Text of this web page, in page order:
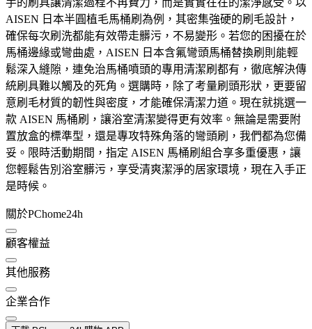
手的刷具讓清潔過程不再費力，而是實實在在的潔淨感受。以
AISEN 日本半圓植毛馬桶刷為例，其密集強硬的刷毛設計，
確保每次刷洗都能有效帶走髒污，不易變形。若您的困擾在於
馬桶邊緣或彎曲處，AISEN 日本含氟彎頭馬桶替換刷則能輕
鬆深入縫隙，連免治馬桶噴頭的專用清潔刷都有，徹底解決傳
統刷具難以觸及的死角。選購時，除了考量刷頭形狀，更要留
意刷毛材質的韌性與密度，才能確保清潔力道。現在就挑選一
款 AISEN 馬桶刷，讓浴室清潔變得更有效率。無論是需要附
置放盒的標準型，還是專攻特殊角落的彎頭刷，我們都為您備
妥。限時活動期間，指定 AISEN 馬桶刷組合享多重優惠，讓
您輕鬆告別浴室髒污，享受清爽潔淨的居家環境，現在入手正
是時候。
關於PChome24h
顧客權益
其他服務
企業合作